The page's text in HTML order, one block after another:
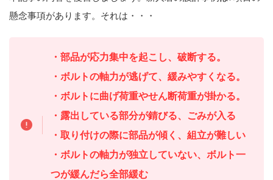
懸念事項があります。それは・・・
・部品が応力集中を起こし、破断する。
・ボルトの軸力が逃げて、緩みやすくなる。
・ボルトに曲げ荷重やせん断荷重が掛かる。
・露出している部分が錆びる、ごみが入る
・取り付けの際に部品が傾く、組立が難しい
・ボルトの軸力が独立していない、ボルト一
つが緩んだら全部緩む